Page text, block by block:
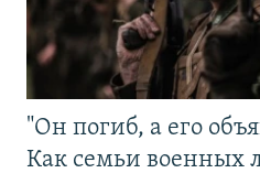
"Он погиб, а его
Как семьи военных